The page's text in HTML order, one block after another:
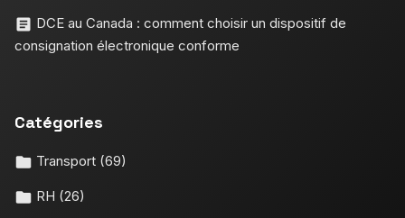
DCE au Canada : comment choisir un dispositif de
consignation électronique conforme
Catégories
Transport (69)
RH (26)